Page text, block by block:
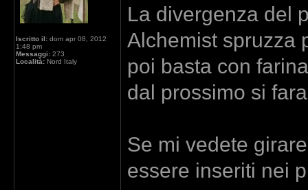
Iscritto il: dom apr 08, 2012
1:48 pm
Messaggi: 273
Località: Nord Italy
La divergenza del
Alchemist spruzza
poi basta con
dal prossimo si
Se mi vedete
essere inseriti nei